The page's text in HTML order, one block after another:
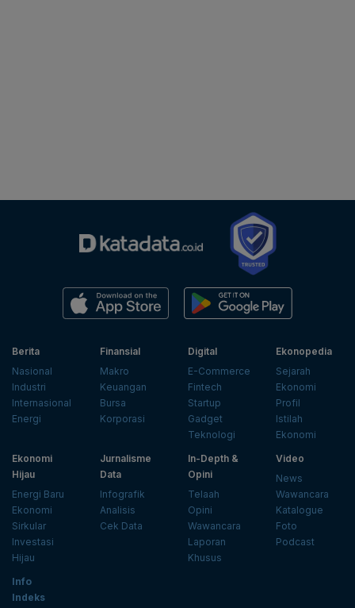
Berita
Nasional
Industri
Internasional
Energi
Finansial
Makro
Keuangan
Bursa
Korporasi
Digital
E-Commerce
Fintech
Startup
Gadget
Teknologi
Ekonopedia
Sejarah
Ekonomi
Profil
Istilah
Ekonomi
Ekonomi
Hijau
Energi Baru
Ekonomi
Sirkular
Investasi
Hijau
Jurnalisme
Data
Infografik
Analisis
Cek Data
In-Depth &
Opini
Telaah
Opini
Wawancara
Laporan
Khusus
Video
News
Wawancara
Katalogue
Foto
Podcast
Info
Indeks